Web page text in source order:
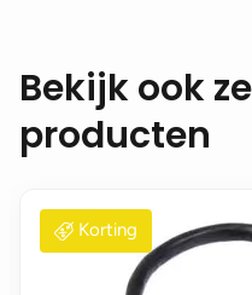
Bekijk ook
producten
Korting